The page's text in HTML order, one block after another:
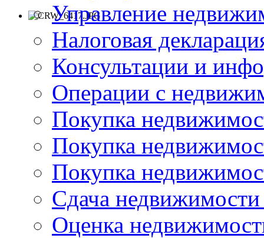
Управление
Налоговая
Консультации и
Операции с
Покупка
Покупка
Покупка
Сдача недвижимости
Оценка